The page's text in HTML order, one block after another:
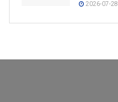
2026-07-28